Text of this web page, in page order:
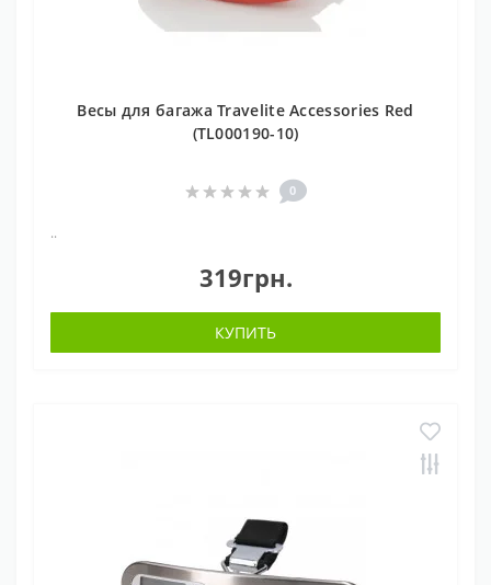
Весы для багажа Travelite Accessories Red
(TL000190-10)
0
..
319грн.
КУПИТЬ